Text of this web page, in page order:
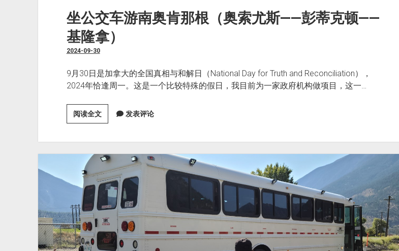
坐公交车游南奥肯那根（奥索尤斯——彭蒂克顿——
基隆拿）
2024-09-30
9月30日是加拿大的全国真相与和解日（National Day for Truth and Reconciliation），
2024年恰逢周一。这是一个比较特殊的假日，我目前为一家政府机构做项目，这一…
阅读全文坐
公
游
南
奥
肯
那
根
（奥
发表评论